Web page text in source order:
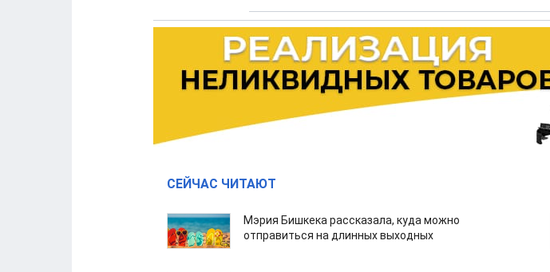
СЕЙЧАС ЧИТАЮТ
Мэрия Бишкека рассказала, куда можно
отправиться на длинных выходных